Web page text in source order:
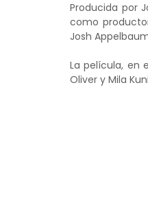
Producida por
como
Josh
La película, en
Oliver y Mila